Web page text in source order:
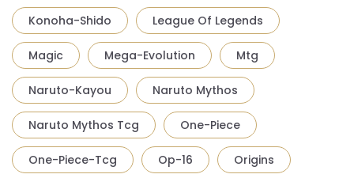
Konoha-Shido League Of Legends
Magic Mega-Evolution Mtg
Naruto-Kayou Naruto Mythos
Naruto Mythos Tcg One-Piece
One-Piece-Tcg Op-16 Origins